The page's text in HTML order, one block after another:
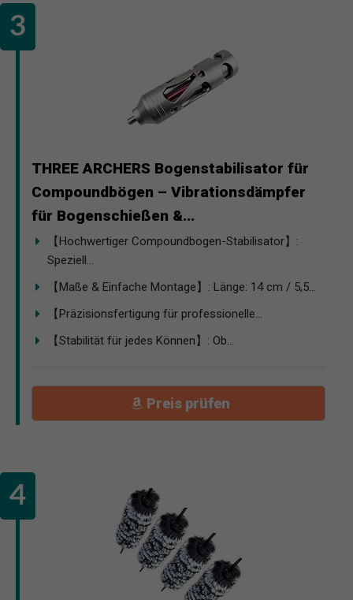
THREE ARCHERS Bogenstabilisator für
Compoundbögen – Vibrationsdämpfer
für Bogenschießen &...
【Hochwertiger Compoundbogen-Stabilisator】:
Speziell...
【Maße & Einfache Montage】: Länge: 14 cm / 5,5...
【Präzisionsfertigung für professionelle...
【Stabilität für jedes Können】: Ob...
Preis prüfen